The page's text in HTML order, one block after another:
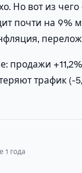
Но вот из чего
почти на 9%
продажи
трафик (-
1 года